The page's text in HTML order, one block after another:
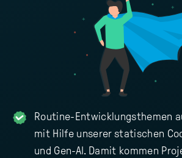
Routine-Entwicklungsthemen
mit Hilfe unserer statischen
und Gen-AI. Damit kommen